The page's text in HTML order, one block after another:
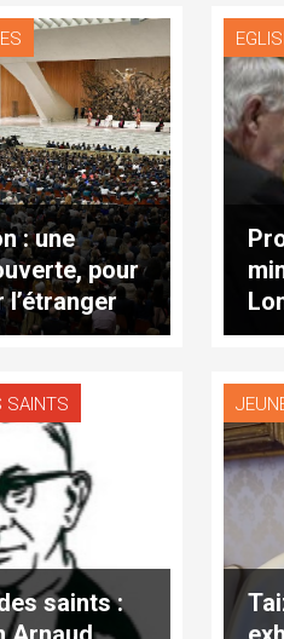
: une
pour
sujet à
SAINTS
saints :